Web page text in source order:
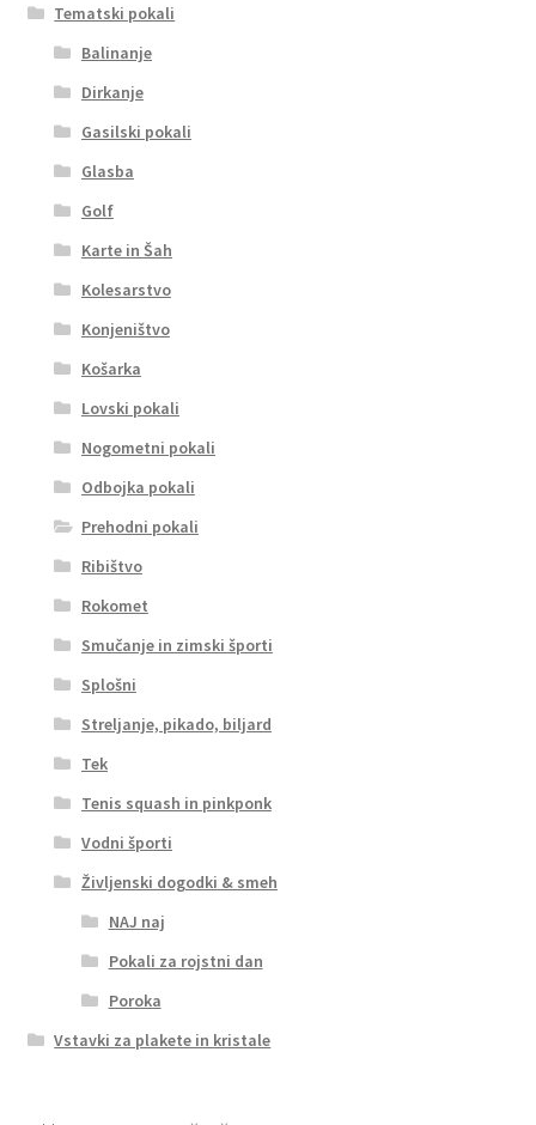
Tematski pokali
Balinanje
Dirkanje
Gasilski pokali
Glasba
Golf
Karte in Šah
Kolesarstvo
Konjeništvo
Košarka
Lovski pokali
Nogometni pokali
Odbojka pokali
Prehodni pokali
Ribištvo
Rokomet
Smučanje in zimski športi
Splošni
Streljanje, pikado, biljard
Tek
Tenis squash in pinkponk
Vodni športi
Življenski dogodki & smeh
NAJ naj
Pokali za rojstni dan
Poroka
Vstavki za plakete in kristale